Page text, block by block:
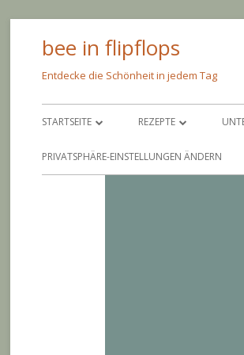
bee in flipflops
Entdecke die Schönheit in jedem Tag
Primäres
Menü
STARTSEITE
ÜBER MICH
REZEPTE
PFEIF AUF DIE KALORIEN
PRIVATSPHÄRE-EINSTELLUNGEN ÄNDERN